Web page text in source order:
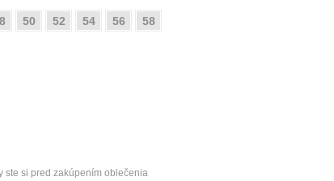
50 52 54 56
58
ste si pred zakúpením oblečenia